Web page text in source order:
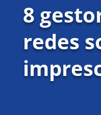
8
redes